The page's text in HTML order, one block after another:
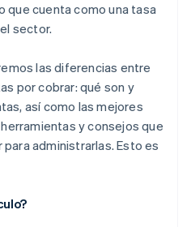
que cuenta como una tasa
sector.
las diferencias entre
por cobrar: qué son y
así como las mejores
y consejos que
administrarlas. Esto es